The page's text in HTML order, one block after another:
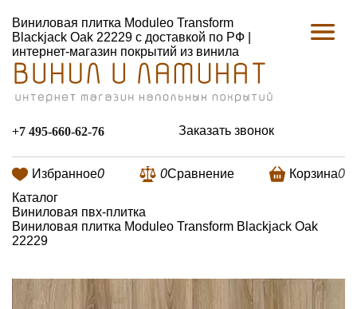
Виниловая плитка Moduleo Transform
Blackjack Oak 22229 с доставкой по РФ |
интернет-магазин покрытий из винила
+7 495-660-62-76 Заказать звонок
Избранное0 0Сравнение Корзина0
Каталог
Виниловая пвх-плитка
Виниловая плитка Moduleo Transform Blackjack Oak
22229